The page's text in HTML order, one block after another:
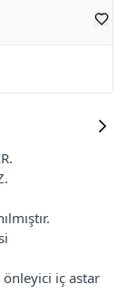
iç astar